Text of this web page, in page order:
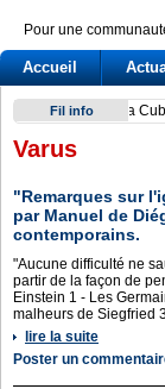
Pour une
Accueil
Fil info
Varus
"Remarques sur
par Manuel de
contemporains.
"Aucune difficulté ne
partir de la façon de
Einstein 1 - Les
malheurs de Siegfried
lire la suite
Poster un